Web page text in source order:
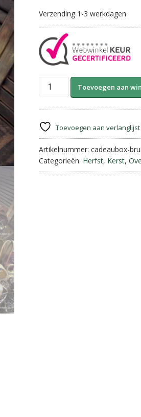
Verzending 1-3 werkdagen
Cadeaubox
Large
||
Bruin
met
Gouden
Toevoegen aan
Toevoegen aan verlanglijst
Artikelnummer: cadeaubox-
Categorieën: Herfst, Kerst,